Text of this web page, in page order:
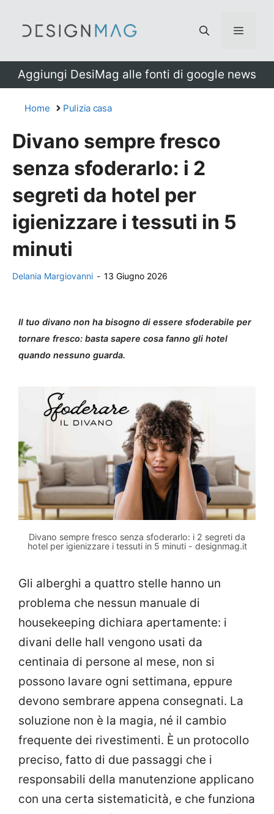
Menu
Aggiungi DesiMag alle fonti di google news
Home Pulizia casa
Divano sempre fresco
senza sfoderarlo: i 2
segreti da hotel per
igienizzare i tessuti in 5
minuti
Delania Margiovanni - 13 Giugno 2026
Il tuo divano non ha bisogno di essere sfoderabile per
tornare fresco: basta sapere cosa fanno gli hotel
quando nessuno guarda.
Divano sempre fresco senza sfoderarlo: i 2 segreti da
hotel per igienizzare i tessuti in 5 minuti - designmag.it
Gli alberghi a quattro stelle hanno un
problema che nessun manuale di
housekeeping dichiara apertamente: i
divani delle hall vengono usati da
centinaia di persone al mese, non si
possono lavare ogni settimana, eppure
devono sembrare appena consegnati. La
soluzione non è la magia, né il cambio
frequente dei rivestimenti. È un protocollo
preciso, fatto di due passaggi che i
responsabili della manutenzione applicano
con una certa sistematicità, e che funziona